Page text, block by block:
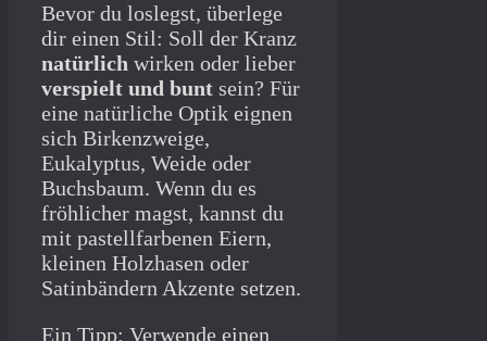
Bevor du loslegst, überlege
dir einen Stil: Soll der Kranz
natürlich wirken oder lieber
verspielt und bunt sein? Für
eine natürliche Optik eignen
sich Birkenzweige,
Eukalyptus, Weide oder
Buchsbaum. Wenn du es
fröhlicher magst, kannst du
mit pastellfarbenen Eiern,
kleinen Holzhasen oder
Satinbändern Akzente setzen.
Ein Tipp: Verwende einen